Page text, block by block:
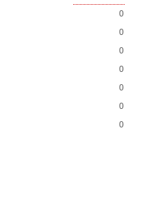
0
0
0
0
0
0
0